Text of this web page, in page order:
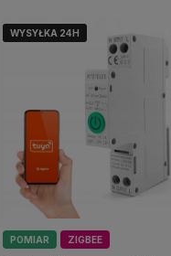
POMIAR ZIGBEE
WYSYŁKA 24H
WYSYŁKA 24H
WYSYŁKA 24H